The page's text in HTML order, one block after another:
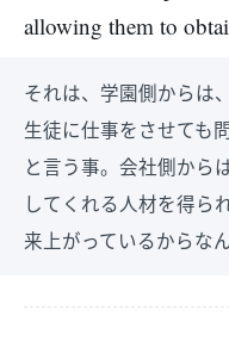
allowing them to
それは、学園側からは
生徒に仕事をさせても
と言う事。会社側から
してくれる人材を得ら
来上がっているからな